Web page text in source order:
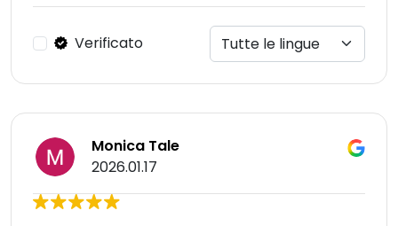
Verificato
Monica Tale
2026.01.17